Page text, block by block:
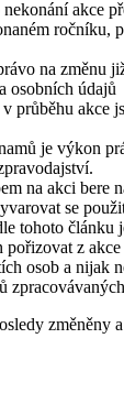
akce
ročníku,
na změnu
osobních údajů
průběhu akce
je výkon
na akci bere
se
tohoto článku
z
osob a nijak
změněny